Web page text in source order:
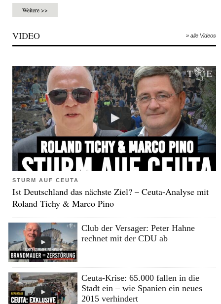
Weitere >>
VIDEO » alle Videos
STURM AUF CEUTA
Ist Deutschland das nächste Ziel? – Ceuta-Analyse mit
Roland Tichy & Marco Pino
Club der Versager: Peter Hahne
rechnet mit der CDU ab
Ceuta-Krise: 65.000 fallen in die
Stadt ein – wie Spanien ein neues
2015 verhindert